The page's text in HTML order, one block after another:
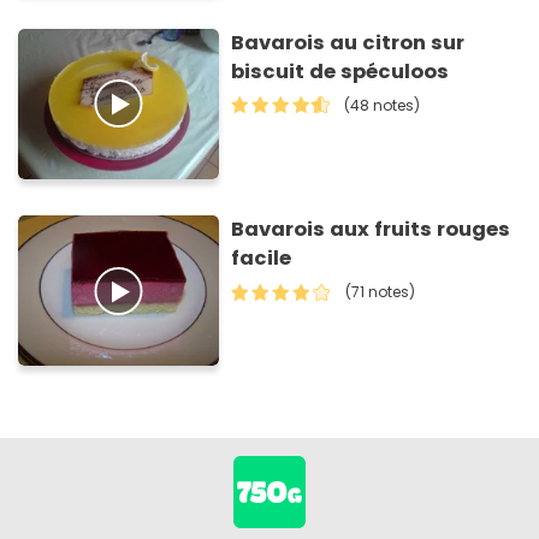
Bavarois au citron sur
biscuit de spéculoos
(48 notes)
Bavarois aux fruits rouges
facile
(71 notes)